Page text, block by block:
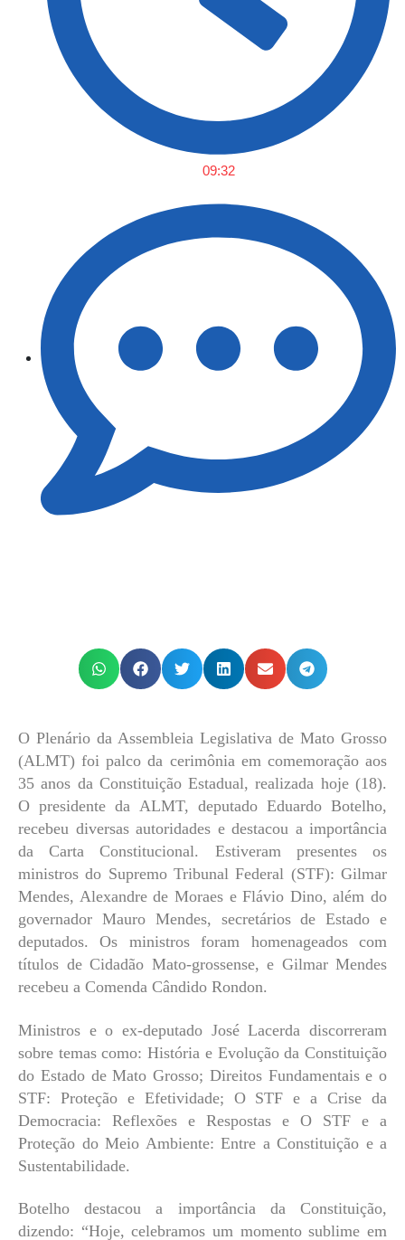
09:32
O Plenário da Assembleia Legislativa de Mato Grosso
(ALMT) foi palco da cerimônia em comemoração aos
35 anos da Constituição Estadual, realizada hoje (18).
O presidente da ALMT, deputado Eduardo Botelho,
recebeu diversas autoridades e destacou a importância
da Carta Constitucional. Estiveram presentes os
ministros do Supremo Tribunal Federal (STF): Gilmar
Mendes, Alexandre de Moraes e Flávio Dino, além do
governador Mauro Mendes, secretários de Estado e
deputados. Os ministros foram homenageados com
títulos de Cidadão Mato-grossense, e Gilmar Mendes
recebeu a Comenda Cândido Rondon.
Ministros e o ex-deputado José Lacerda discorreram
sobre temas como: História e Evolução da Constituição
do Estado de Mato Grosso; Direitos Fundamentais e o
STF: Proteção e Efetividade; O STF e a Crise da
Democracia: Reflexões e Respostas e O STF e a
Proteção do Meio Ambiente: Entre a Constituição e a
Sustentabilidade.
Botelho destacou a importância da Constituição,
dizendo: “Hoje, celebramos um momento sublime em